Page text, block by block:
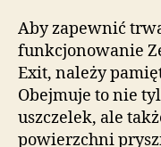
Aby zapewnić
funkcjonowanie
Exit, należy
Obejmuje to nie
uszczelek, ale
powierzchni